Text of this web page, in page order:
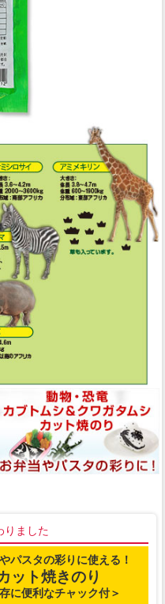
りました
パスタの彩りに使える！
ット焼きのり
に便利なチャック付＞